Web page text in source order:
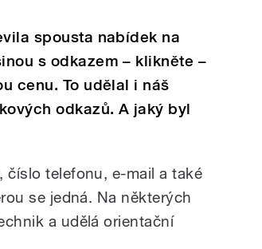
spousta nabídek na
s odkazem – klikněte –
cenu. To udělal i náš
odkazů. A jaký byl
telefonu, e-mail a také
se jedná. Na některých
a udělá orientační